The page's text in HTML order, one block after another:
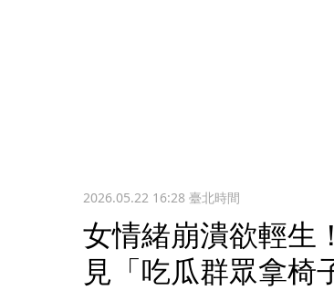
2026.05.22 16:28臺北時間
女情緒崩潰欲輕
見「吃瓜群眾拿椅